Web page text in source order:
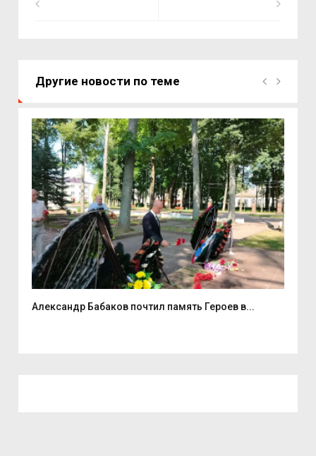
Другие новости по теме
Александр Бабаков почтил память Героев в...